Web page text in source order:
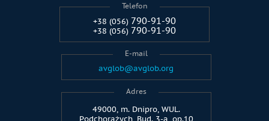
Telefon
+38 (056) 790-91-90
+38 (056) 790-91-90
E-mail
avglob@avglob.org
Adres
49000, m. Dnipro, WUL.
Podchorążych, Bud. 3-a, op.10